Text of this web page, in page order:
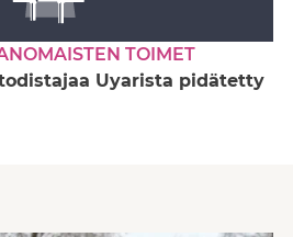
TOIMET
Uyarista pidätetty